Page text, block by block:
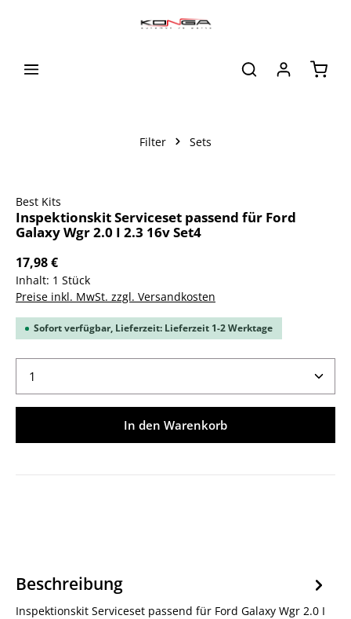
Filter Sets
Best Kits
Inspektionskit Serviceset passend für Ford
Galaxy Wgr 2.0 I 2.3 16v Set4
17,98 €
Inhalt: 1 Stück
Preise inkl. MwSt. zzgl. Versandkosten
Sofort verfügbar, Lieferzeit: Lieferzeit 1-2 Werktage
Produkt Anzahl: Gib den gewünschten Wert ein
In den Warenkorb
Beschreibung
Inspektionskit Serviceset passend für Ford Galaxy Wgr 2.0 I